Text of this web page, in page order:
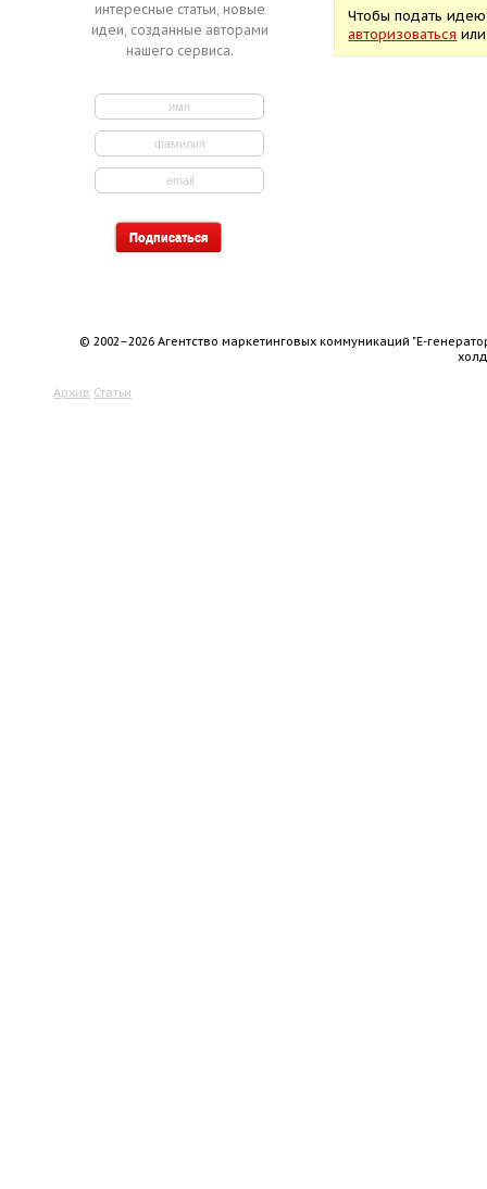
интересные статьи, новые
идеи, созданные авторами
нашего сервиса.
Чтобы подать
авторизоваться
© 2002–2026 Агентство маркетинговых коммуникаций "Е-
Архив Статьи